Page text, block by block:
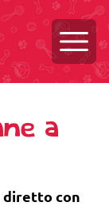
a
diretto con